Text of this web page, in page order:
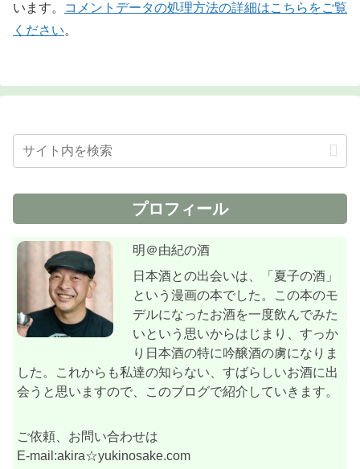
います。
コメントデータの処理方法の詳細はこちらをご覧
ください。
プロフィール
明＠由紀の酒
日本酒との出会いは、「夏子の酒」
という漫画の本でした。この本のモ
デルになったお酒を一度飲んでみた
いという思いからはじまり、すっか
り日本酒の特に吟醸酒の虜になりま
した。これからも私達の知らない、すばらしいお酒に出
会うと思いますので、このブログで紹介していきます。
ご依頼、お問い合わせは
E-mail:akira☆yukinosake.com